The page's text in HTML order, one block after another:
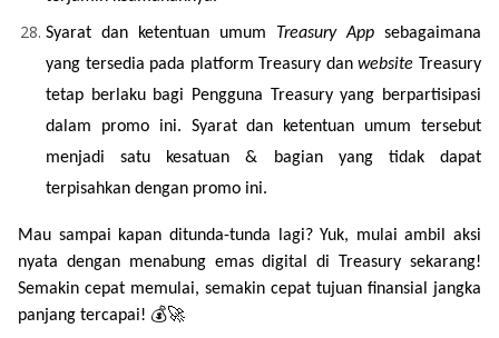
Syarat dan ketentuan umum Treasury App sebagaimana
yang tersedia pada platform Treasury dan website Treasury
tetap berlaku bagi Pengguna Treasury yang berpartisipasi
dalam promo ini. Syarat dan ketentuan umum tersebut
menjadi satu kesatuan & bagian yang tidak dapat
terpisahkan dengan promo ini.
Mau sampai kapan ditunda-tunda lagi? Yuk, mulai ambil aksi
nyata dengan menabung emas digital di Treasury sekarang!
Semakin cepat memulai, semakin cepat tujuan finansial jangka
panjang tercapai! 💰🚀